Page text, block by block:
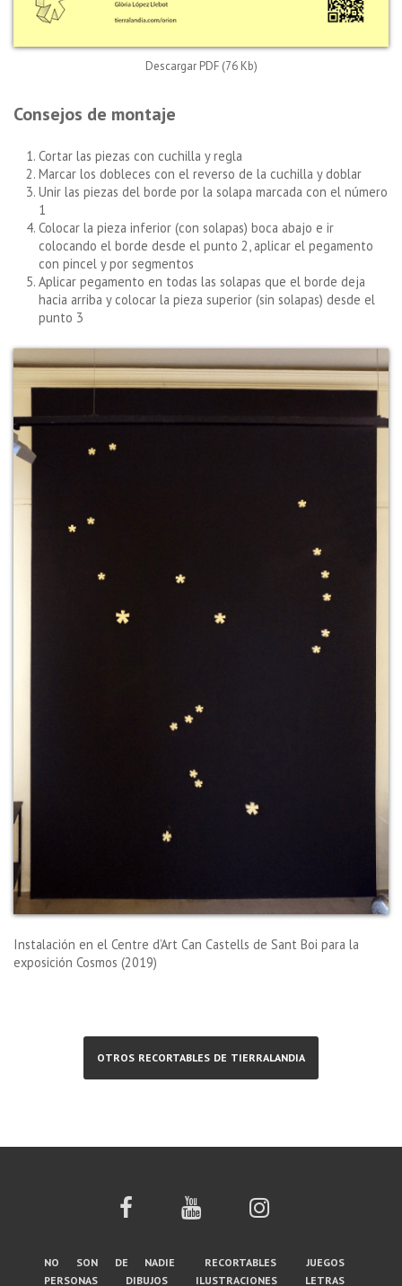
Descargar PDF (76 Kb)
Consejos de montaje
Cortar las piezas con cuchilla y regla
Marcar los dobleces con el reverso de la cuchilla y doblar
Unir las piezas del borde por la solapa marcada con el número
1
Colocar la pieza inferior (con solapas) boca abajo e ir
colocando el borde desde el punto 2, aplicar el pegamento
con pincel y por segmentos
Aplicar pegamento en todas las solapas que el borde deja
hacia arriba y colocar la pieza superior (sin solapas) desde el
punto 3
Instalación en el Centre d’Art Can Castells de Sant Boi para la
exposición Cosmos (2019)
otros recortables de tierralandia
Menú
no son de nadie recortables
juegos
personas
dibujos ilustraciones letras